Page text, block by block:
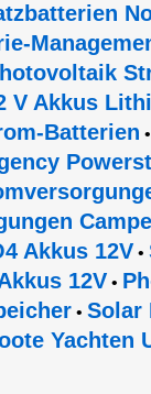
V Akkus
Batterien
Akkus 12V•
12V•
• Solar
Yachten